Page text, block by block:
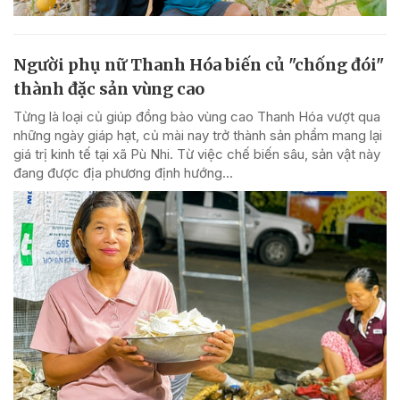
Người phụ nữ Thanh Hóa biến củ "chống đói"
thành đặc sản vùng cao
Từng là loại củ giúp đồng bào vùng cao Thanh Hóa vượt qua
những ngày giáp hạt, củ mài nay trở thành sản phẩm mang lại
giá trị kinh tế tại xã Pù Nhi. Từ việc chế biến sâu, sản vật này
đang được địa phương định hướng...